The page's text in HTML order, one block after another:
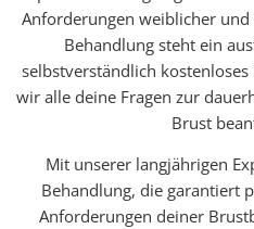
Anforderungen weiblicher
Behandlung steht ein
selbstverständlich
wir alle deine Fragen zur
Brust
Mit unserer langjährigen
Behandlung, die garantiert
Anforderungen deiner